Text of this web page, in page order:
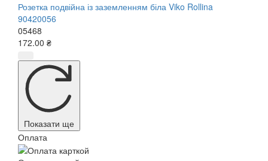
Розетка подвійна із заземленням біла Viko Rollina
90420056
05468
172.00 ₴
Показати ще
Оплата